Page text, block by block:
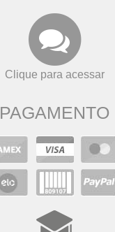
Clique para acessar
PAGAMENTO